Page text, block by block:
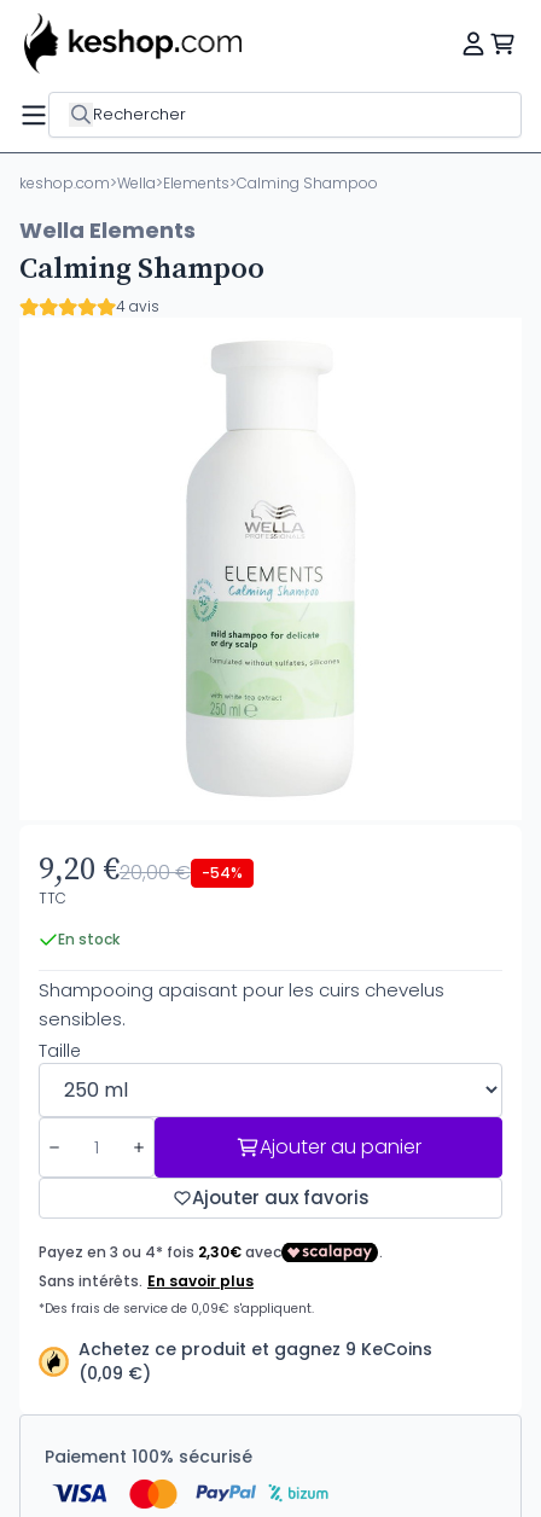
Rechercher
keshop.com>Wella>Elements>Calming Shampoo
Wella Elements
Calming Shampoo
4 avis
9,20 €20,00 € -54%
TTC
En stock
Shampooing apaisant pour les cuirs chevelus
sensibles.
Taille
Ajouter au panier
Ajouter aux favoris
Achetez ce produit et gagnez 9 KeCoins
(0,09 €)
Paiement 100% sécurisé